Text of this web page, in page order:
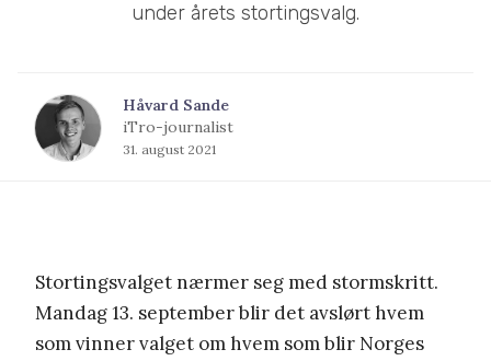
under årets stortingsvalg.
Håvard Sande
iTro-journalist
31. august 2021
Stortingsvalget nærmer seg med stormskritt.
Mandag 13. september blir det avslørt hvem
som vinner valget om hvem som blir Norges